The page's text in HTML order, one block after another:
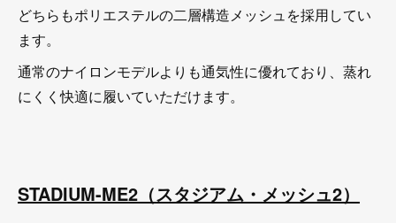
どちらもポリエステルの二層構造メッシュを採用してい
ます。
通常のナイロンモデルよりも通気性に優れており、蒸れ
にくく快適に履いていただけます。
STADIUM-ME2（スタジアム・メッシュ2）